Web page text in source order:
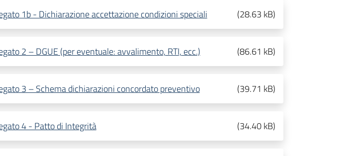
1b - Dichiarazione accettazione condizioni speciali (28.63 kB)
2 – DGUE (per eventuale: avvalimento, RTI, ecc.) (86.61 kB)
3 – Schema dichiarazioni concordato preventivo (39.71 kB)
4 - Patto di Integrità (34.40 kB)